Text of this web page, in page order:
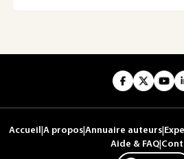
Accueil A propos Annuaire auteurs
Aide & FAQ|